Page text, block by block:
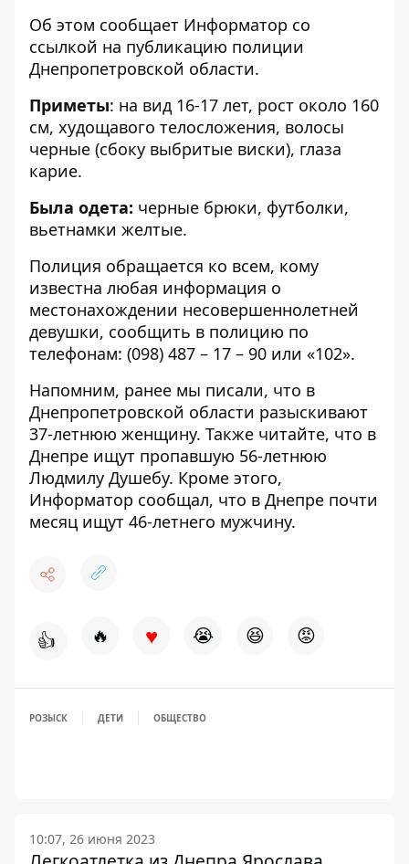
Об этом сообщает Информатор со
ссылкой на публикацию полиции
Днепропетровской области.
Приметы: на вид 16-17 лет, рост около 160
см, худощавого телосложения, волосы
черные (сбоку выбритые виски), глаза
карие.
Была одета: черные брюки, футболки,
вьетнамки желтые.
Полиция обращается ко всем, кому
известна любая информация о
местонахождении несовершеннолетней
девушки, сообщить в полицию по
телефонам: (098) 487 – 17 – 90 или «102».
Напомним, ранее мы писали, что в
Днепропетровской области разыскивают
37-летнюю женщину. Также читайте, что в
Днепре ищут пропавшую 56-летнюю
Людмилу Душебу. Кроме этого,
Информатор сообщал, что в Днепре почти
месяц ищут 46-летнего мужчину.
👍 🔥 ♥ 😭 😆 😡
РОЗЫСК ДЕТИ ОБЩЕСТВО
10:07, 26 июня 2023